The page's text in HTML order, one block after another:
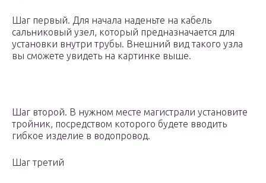
Шаг первый. Для начала наденьте на кабель
сальниковый узел, который предназначается для
установки внутри трубы. Внешний вид такого узла
вы сможете увидеть на картинке выше.
Шаг второй. В нужном месте магистрали установите
тройник, посредством которого будете вводить
гибкое изделие в водопровод.
Шаг третий